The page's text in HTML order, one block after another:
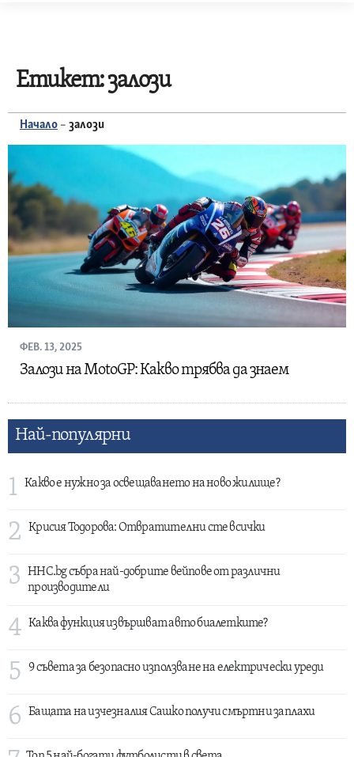
Етикет:залози
Начало – залози
ФЕВ. 13, 2025
Залози на MotoGP: Какво трябва да знаем
Най-популярни
1 Какво е нужно за освещаването на ново жилище?
2 Крисия Тодорова: Отвратителни сте всички
3
HHC.bg събра най-добрите вейпове от различни
производители
4 Каква функция извършват авто биалетките?
5 9 съвета за безопасно използване на електрически уреди
6 Бащата на изчезналия Сашко получи смъртни заплахи